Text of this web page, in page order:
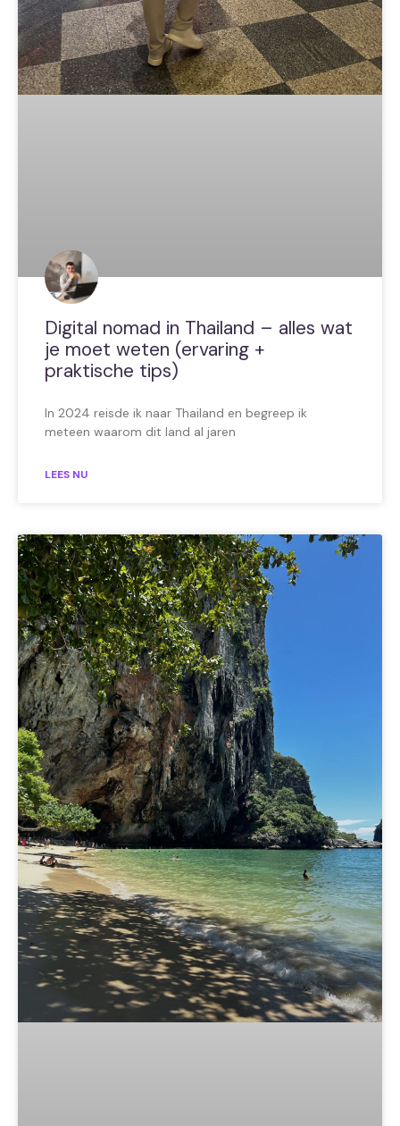
Digital nomad in Thailand – alles wat
je moet weten (ervaring +
praktische tips)
In 2024 reisde ik naar Thailand en begreep ik
meteen waarom dit land al jaren
LEES NU